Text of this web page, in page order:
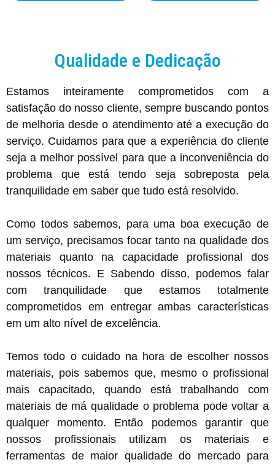
Qualidade e Dedicação
Estamos inteiramente comprometidos com a
satisfação do nosso cliente, sempre buscando pontos
de melhoria desde o atendimento até a execução do
serviço. Cuidamos para que a experiência do cliente
seja a melhor possível para que a inconveniência do
problema que está tendo seja sobreposta pela
tranquilidade em saber que tudo está resolvido.
Como todos sabemos, para uma boa execução de
um serviço, precisamos focar tanto na qualidade dos
materiais quanto na capacidade profissional dos
nossos técnicos. E Sabendo disso, podemos falar
com tranquilidade que estamos totalmente
comprometidos em entregar ambas características
em um alto nível de excelência.
Temos todo o cuidado na hora de escolher nossos
materiais, pois sabemos que, mesmo o profissional
mais capacitado, quando está trabalhando com
materiais de má qualidade o problema pode voltar a
qualquer momento. Então podemos garantir que
nossos profissionais utilizam os materiais e
ferramentas de maior qualidade do mercado para